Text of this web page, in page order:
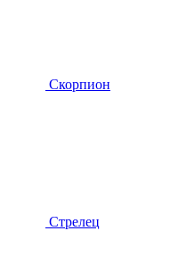
Скорпион
Стрелец